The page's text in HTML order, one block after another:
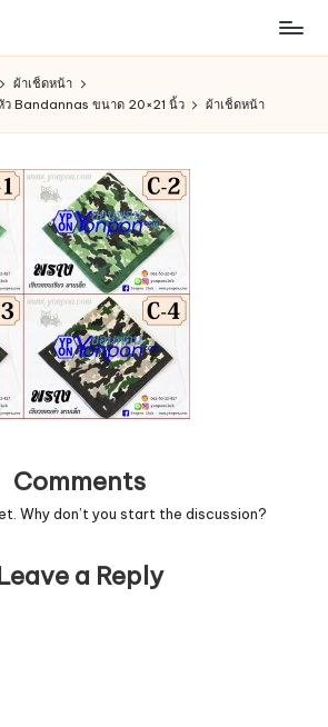
ผ้าเช็ดหน้า
ว Bandannas ขนาด 20×21 นิ้ว
ผ้าเช็ดหน้า
Comments
Why don’t you start the discussion?
a Reply